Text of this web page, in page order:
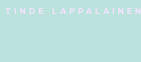
TINDE LAPPALAINEN